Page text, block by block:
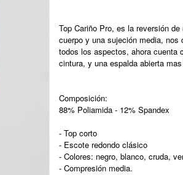
Top Cariño Pro, es la reversión
cuerpo y una sujeción media,
todos los aspectos, ahora cuenta
cintura, y una espalda abierta
Composición:
88% Poliamida - 12% Spandex
- Top corto
- Escote redondo clásico
- Colores: negro, blanco, cruda,
- Compresión media.